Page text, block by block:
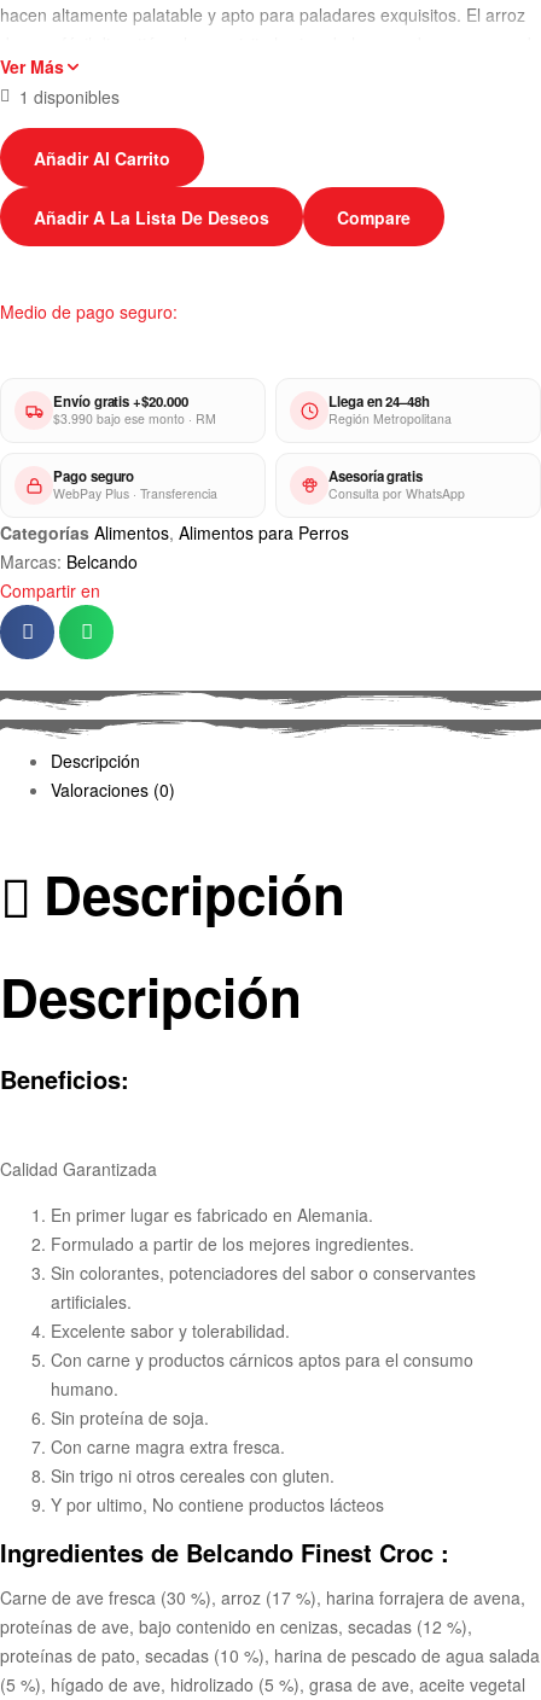
hacen altamente palatable y apto para paladares exquisitos. El arroz
en frío hacen que la hora de comida sea un placer muy saludable en
todos los sentidos. Un alto contenido en proteínas y grasas favorece
la digestión y reduce el volumen fecal.
Ver Más
1 disponibles
Añadir Al Carrito
Añadir A La Lista De Deseos Compare
Medio de pago seguro:
Envío gratis +$20.000
$3.990 bajo ese monto · RM
Llega en 24–48h
Región Metropolitana
Pago seguro
WebPay Plus · Transferencia
Asesoría gratis
Consulta por WhatsApp
Categorías Alimentos, Alimentos para Perros
Marcas: Belcando
Compartir en
Descripción
Valoraciones (0)
Descripción
Descripción
Beneficios:
Calidad Garantizada
En primer lugar es fabricado en Alemania.
Formulado a partir de los mejores ingredientes.
Sin colorantes, potenciadores del sabor o conservantes
artificiales.
Excelente sabor y tolerabilidad.
Con carne y productos cárnicos aptos para el consumo
humano.
Sin proteína de soja.
Con carne magra extra fresca.
Sin trigo ni otros cereales con gluten.
Y por ultimo, No contiene productos lácteos
Ingredientes de Belcando Finest Croc :
Carne de ave fresca (30 %), arroz (17 %), harina forrajera de avena,
proteínas de ave, bajo contenido en cenizas, secadas (12 %),
proteínas de pato, secadas (10 %), harina de pescado de agua salada
(5 %), hígado de ave, hidrolizado (5 %), grasa de ave, aceite vegetal